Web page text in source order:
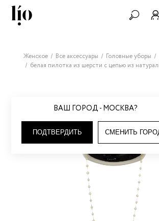
ВАШ ГОРОД - МОСКВА?
ПОДТВЕРДИТЬ СМЕНИТЬ
Женское Все аксессуары Головные уборы
белая пилотка из шерсти с цепью из